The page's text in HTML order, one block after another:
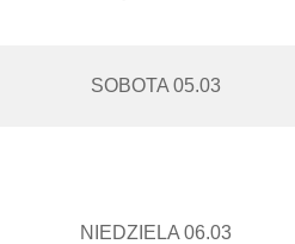
SOBOTA 05.03
NIEDZIELA 06.03